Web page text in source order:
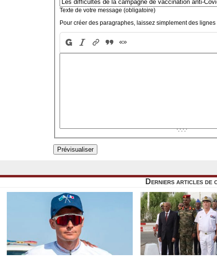
Texte de votre message (obligatoire)
Pour créer des paragraphes, laissez simplement des lignes
Derniers articles de